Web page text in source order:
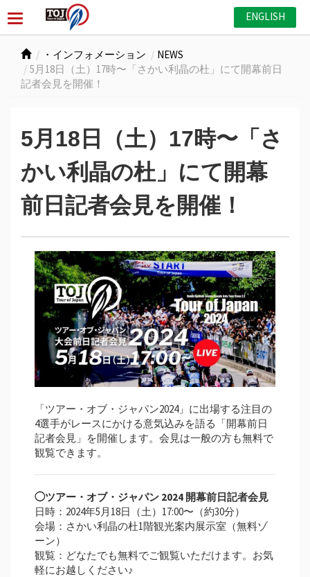
ENGLISH
・インフォメーション
NEWS
5月18日（土）17時〜「さかい利晶の杜」にて開幕前日
記者会見を開催！
5月18日（土）17時〜「さ
かい利晶の杜」にて開幕
前日記者会見を開催！
「ツアー・オブ・ジャパン2024」に出場する注目の
4選手がレースにかける意気込みを語る「開幕前日
記者会見」を開催します。会見は一般の方も無料で
観覧できます。
◯ツアー・オブ・ジャパン 2024 開幕前日記者会見
日時：2024年5月18日（土）17:00〜（約30分）
会場：さかい利晶の杜1階観光案内展示室（無料ゾ
ーン）
観覧：どなたでも無料でご観覧いただけます。お気
軽にお越しください♪